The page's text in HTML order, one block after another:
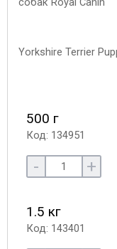
500 г
Код: 134951
- +
1.5 кг
Код: 143401